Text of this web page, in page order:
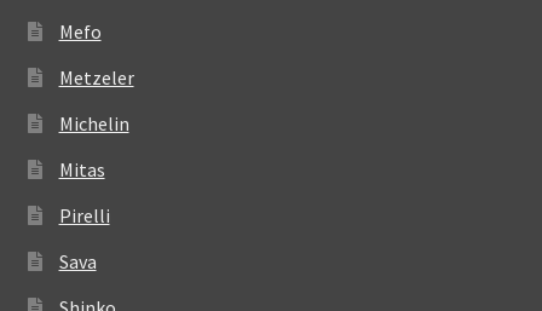
Mefo
Metzeler
Michelin
Mitas
Pirelli
Sava